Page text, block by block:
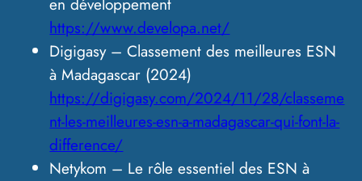
https://www.developa.net/
Digigasy – Classement des meilleures ESN
à Madagascar (2024)
https://digigasy.com/2024/11/28/classeme
nt-les-meilleures-esn-a-madagascar-qui-font-la-
difference/
Netykom – Le rôle essentiel des ESN à